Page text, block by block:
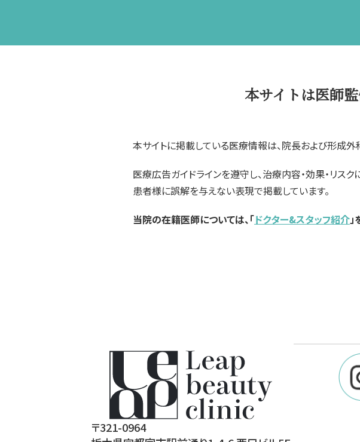
本サイトは医師
本サイトに掲載している医療情報は、院長および形成外
医療広告ガイドラインを遵守し、治療内容・効果・リスク
患者様に誤解を与えない表現で掲載しています。
当院の在籍医師については、「ドクター&スタッフ紹介
〒321-0964